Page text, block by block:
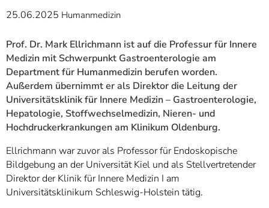
25.06.2025 Humanmedizin
Prof. Dr. Mark Ellrichmann ist auf die Professur für Innere
Medizin mit Schwerpunkt Gastroenterologie am
Department für Humanmedizin berufen worden.
Außerdem übernimmt er als Direktor die Leitung der
Universitätsklinik für Innere Medizin – Gastroenterologie,
Hepatologie, Stoffwechselmedizin, Nieren- und
Hochdruckerkrankungen am Klinikum Oldenburg.
Ellrichmann war zuvor als Professor für Endoskopische
Bildgebung an der Universität Kiel und als Stellvertretender
Direktor der Klinik für Innere Medizin I am
Universitätsklinikum Schleswig-Holstein tätig.